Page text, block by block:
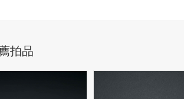
拍品